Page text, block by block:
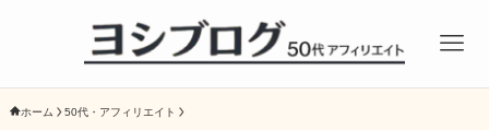
ホーム 50代・アフィリエイト